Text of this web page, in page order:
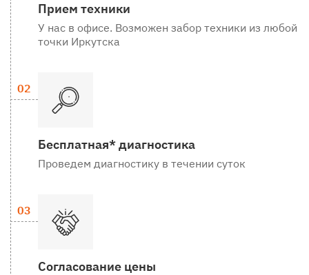
Прием техники
У нас в офисе. Возможен забор техники из любой
точки Иркутска
Бесплатная* диагностика
Проведем диагностику в течении суток
Согласование цены